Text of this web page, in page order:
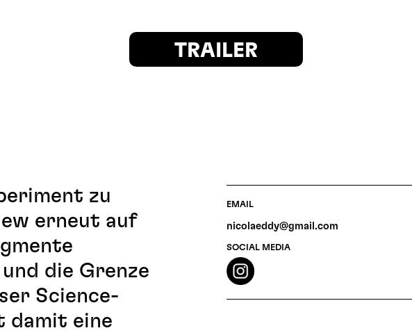
zu
erneut auf
die Grenze
Science-
damit eine
TRAILER
EMAIL
nicolaeddy@gmail.com
SOCIAL MEDIA